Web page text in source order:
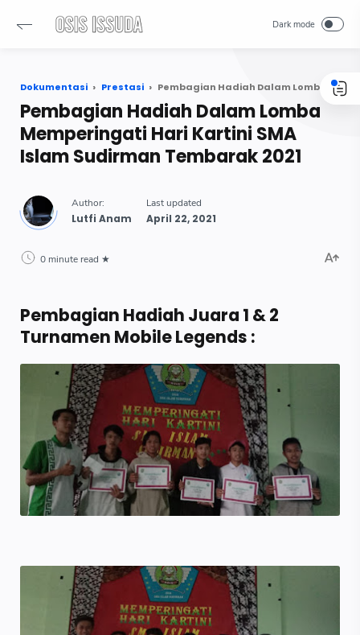
Dokumentasi Prestasi Pembagian Hadiah Dalam Lomba Memperingati Hari Kartini SMA Islam Sudirman Tembarak 2021
Pembagian Hadiah Dalam Lomba
Memperingati Hari Kartini SMA
Islam Sudirman Tembarak 2021
Lutfi Anam
0 minute read
Pembagian Hadiah Juara 1 & 2
Turnamen Mobile Legends :